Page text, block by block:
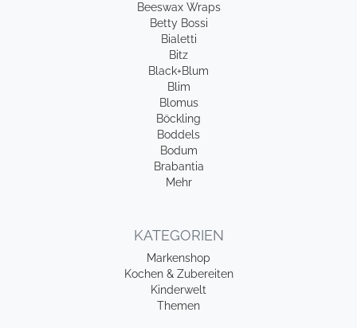
Beeswax Wraps
Betty Bossi
Bialetti
Bitz
Black+Blum
Blim
Blomus
Böckling
Boddels
Bodum
Brabantia
Mehr
KATEGORIEN
Markenshop
Kochen & Zubereiten
Kinderwelt
Themen